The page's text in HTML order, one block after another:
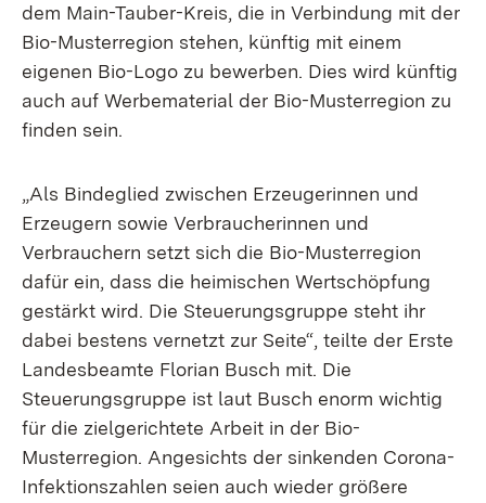
dem Main-Tauber-Kreis, die in Verbindung mit der
Bio-Musterregion stehen, künftig mit einem
eigenen Bio-Logo zu bewerben. Dies wird künftig
auch auf Werbematerial der Bio-Musterregion zu
finden sein.
„Als Bindeglied zwischen Erzeugerinnen und
Erzeugern sowie Verbraucherinnen und
Verbrauchern setzt sich die Bio-Musterregion
dafür ein, dass die heimischen Wertschöpfung
gestärkt wird. Die Steuerungsgruppe steht ihr
dabei bestens vernetzt zur Seite“, teilte der Erste
Landesbeamte Florian Busch mit. Die
Steuerungsgruppe ist laut Busch enorm wichtig
für die zielgerichtete Arbeit in der Bio-
Musterregion. Angesichts der sinkenden Corona-
Infektionszahlen seien auch wieder größere